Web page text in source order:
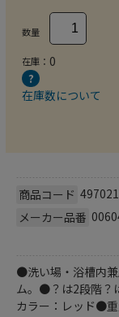
数量
在庫： 0
在庫数について
商品コード
メーカー品番
●洗い場・浴槽内
ム。●？は2段階？
カラー：レッド●